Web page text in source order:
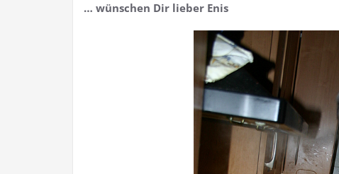
… wünschen Dir lieber Enis